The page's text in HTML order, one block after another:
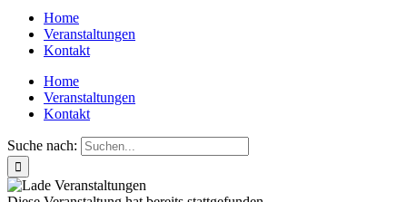
Home
Veranstaltungen
Kontakt
Home
Veranstaltungen
Kontakt
Suche nach: